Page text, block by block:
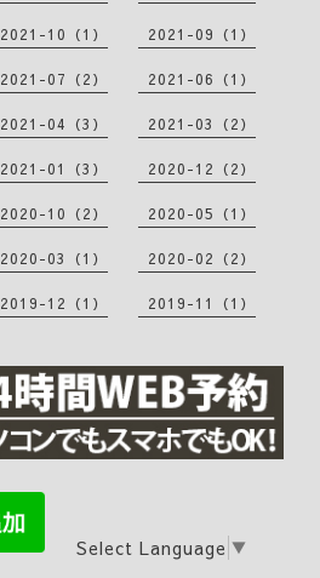
2021-10（1） 2021-09（1）
2021-07（2） 2021-06（1）
2021-04（3） 2021-03（2）
2021-01（3） 2020-12（2）
2020-10（2） 2020-05（1）
2020-03（1） 2020-02（2）
2019-12（1） 2019-11（1）
Select Language ▼